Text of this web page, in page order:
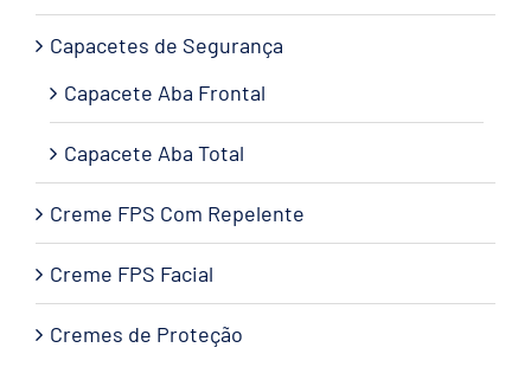
Capacetes de Segurança
Capacete Aba Frontal
Capacete Aba Total
Creme FPS Com Repelente
Creme FPS Facial
Cremes de Proteção